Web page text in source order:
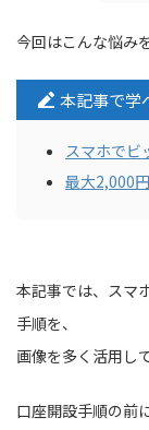
今回はこんな悩み
本記事で学
スマホでビ
最大2,000
本記事では、スマ
手順を、
画像を多く活用し
口座開設手順の前